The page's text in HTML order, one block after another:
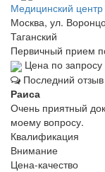
Медицинский
Москва, ул.
Таганский
Первичный прием
Цена по запросу
Последний отзыв
Раиса
Очень приятный
моему вопросу.
Квалификация
Внимание
Цена-качество